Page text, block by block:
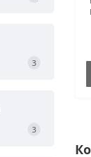
3
3